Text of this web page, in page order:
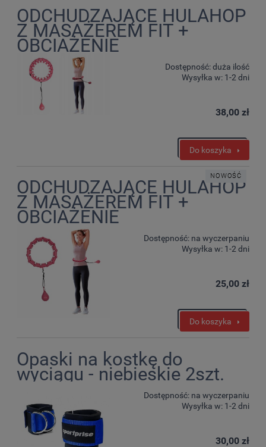
ODCHUDZAJĄCE HULAHOP
Z MASAŻEREM FIT +
OBCIAŻENIE
Dostępność:duża ilość
Wysyłka w: 1-2 dni
38,00 zł
Do koszyka
ODCHUDZAJĄCE HULAHOP
Z MASAŻEREM FIT +
OBCIAŻENIE
Dostępność: na wyczerpaniu
Wysyłka w: 1-2 dni
25,00 zł
Do koszyka
NOWOŚĆ
Opaski na kostkę do
wyciągu - niebieskie 2szt.
Dostępność: na wyczerpaniu
Wysyłka w: 1-2 dni
30,00 zł